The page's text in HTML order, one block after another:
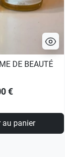
DE BEAUTÉ
€
au panier